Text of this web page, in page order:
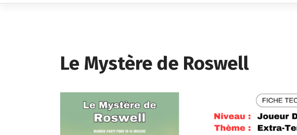
Le Mystère de Roswell